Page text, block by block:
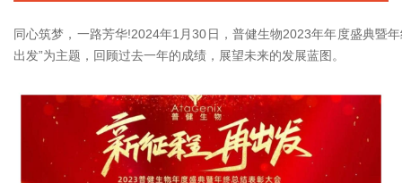
同心筑梦，一路芳华!2024年1月30日，普健生物2023年年度盛典暨
出发”为主题，回顾过去一年的成绩，展望未来的发展蓝图。